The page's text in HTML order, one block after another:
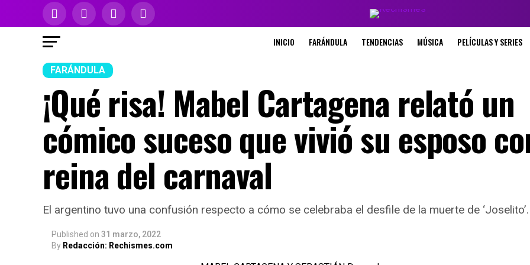
INICIO FARÁNDULA TENDENCIAS MÚSICA PELÍCULAS Y SERIES
FARÁNDULA
¡Qué risa! Mabel Cartagena relató un
cómico suceso que vivió su esposo
reina del carnaval
El argentino tuvo una confusión respecto a cómo se celebraba el desfile de la muerte de ‘Joselito’.
Published on 31 marzo, 2022
By Redacción: Rechismes.com